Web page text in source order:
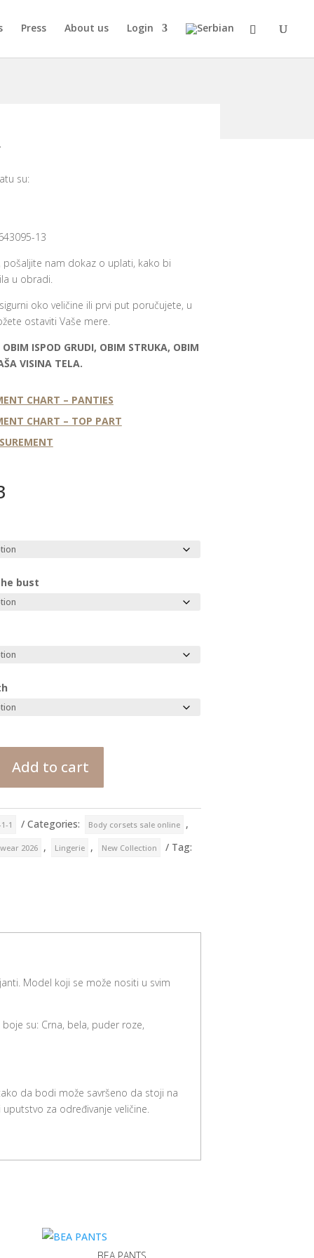
Press About us Login
su:
13
pošaljite nam dokaz o uplati, kako bi
u obradi.
oko veličine ili prvi put poručujete, u
ostaviti Vaše mere.
ISPOD GRUDI, OBIM STRUKA, OBIM
VISINA TELA.
CHART – PANTIES
CHART – TOP PART
bust
Add to cart
1 Categories: Body corsets sale online ,
2026 , Lingerie , New Collection
Tag:
Model koji se može nositi u svim
su: Crna, bela, puder roze,
da bodi može savršeno da stoji na
za određivanje veličine.